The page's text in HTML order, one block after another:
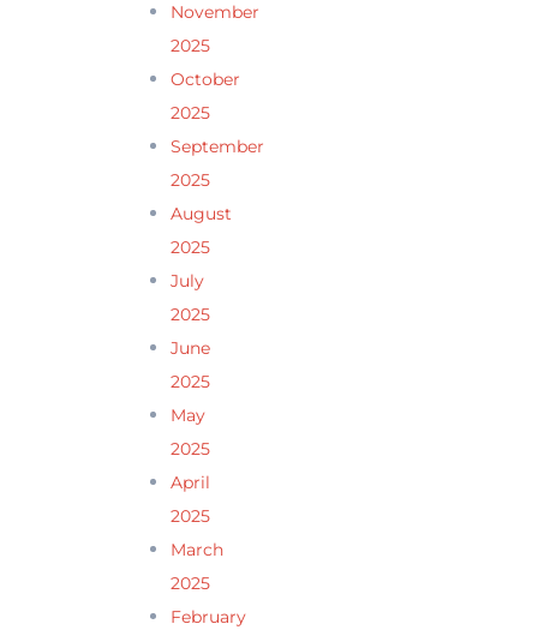
November
2025
October
2025
September
2025
August
2025
July
2025
June
2025
May
2025
April
2025
March
2025
February